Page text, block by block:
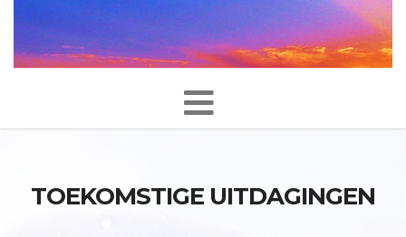
TOEKOMSTIGE UITDAGINGEN